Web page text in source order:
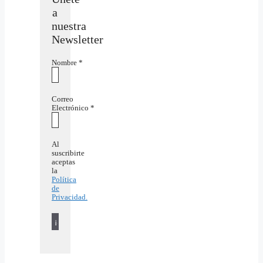
a
nuestra
Newsletter
Nombre *
Correo
Electrónico *
Al
suscribirte
aceptas
la
Política
de
Privacidad.